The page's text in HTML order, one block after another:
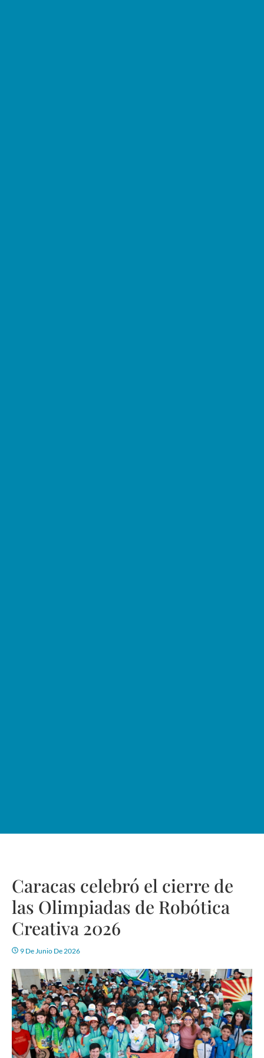
Caracas celebró el cierre de
las Olimpiadas de Robótica
Creativa 2026
9 De Junio De 2026